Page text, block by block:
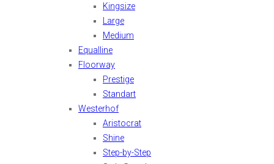
Kingsize
Large
Medium
Equalline
Floorway
Prestige
Standart
Westerhof
Aristocrat
Shine
Step-by-Step